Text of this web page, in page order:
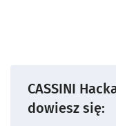
CASSINI
dowiesz się: